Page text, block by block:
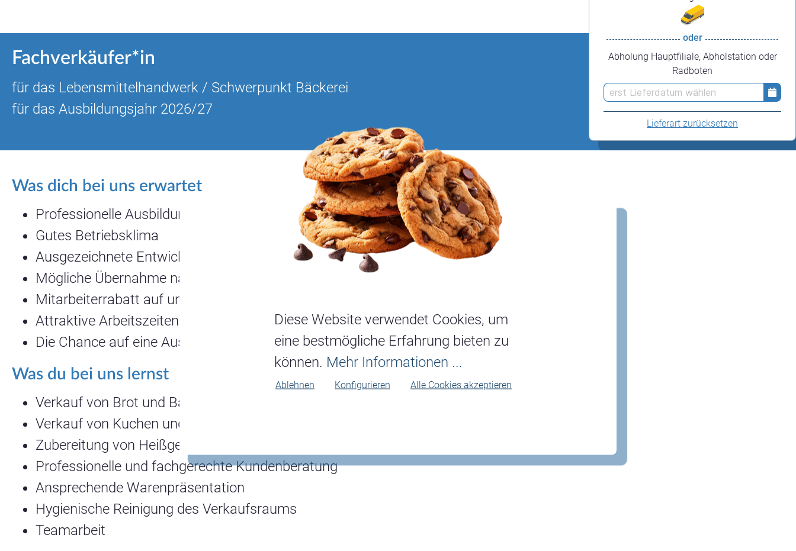
Fachverkäufer*in
für das Lebensmittelhandwerk / Schwerpunkt Bäckerei
für das Ausbildungsjahr 2026/27
Was dich bei uns erwartet
Professionelle Ausbildung und Unterstützung mit dem Berufsschulstoff
Gutes Betriebsklima
Ausgezeichnete Entwicklungsmöglichkeiten
Mögliche Übernahme nach erfolgreicher Ausbildung
Mitarbeiterrabatt auf unsere Backwaren und kostenloser Pausensnack an Arbeitstagen
Attraktive Arbeitszeiten, vorwiegend tagsüber
Die Chance auf eine Ausbildungsverkürzung besteht
Was du bei uns lernst
Verkauf von Brot und Backwaren
Verkauf von Kuchen und Torten
Zubereitung von Heißgetränken und kleiner Imbisse
Professionelle und fachgerechte Kundenberatung
Ansprechende Warenpräsentation
Hygienische Reinigung des Verkaufsraums
Teamarbeit
oder
Abholung Hauptfiliale, Abholstation oder
Radboten
Lieferart zurücksetzen
Diese Website verwendet Cookies, um
eine bestmögliche Erfahrung bieten zu
können. Mehr Informationen ...
Ablehnen Konfigurieren Alle Cookies akzeptieren